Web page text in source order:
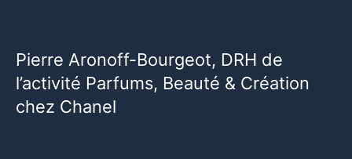
Pierre Aronoff-Bourgeot, DRH de
l’activité Parfums, Beauté & Création
chez Chanel